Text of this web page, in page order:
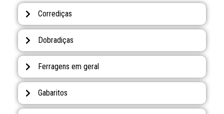
Corrediças
Dobradiças
Ferragens em geral
Gabaritos